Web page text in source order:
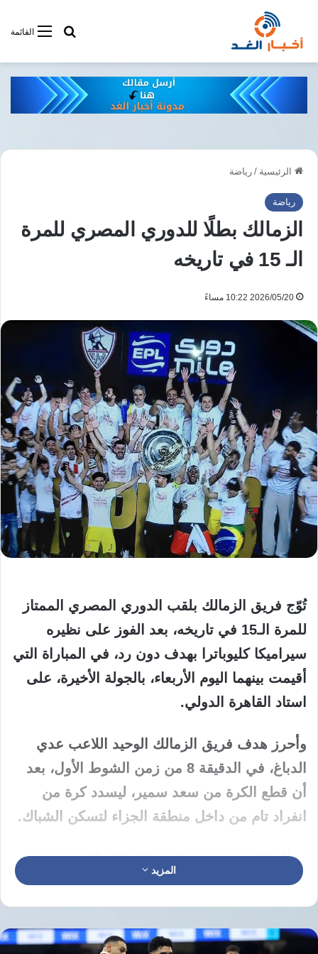
القائمةأبحت فى
الرئيسية / رياضة
رياضة
الزمالك بطلًا للدوري المصري للمرة
الـ 15 في تاريخه
2026/05/20 10:22 مساءً
تُوّج فريق الزمالك بلقب الدوري المصري الممتاز
للمرة الـ15 في تاريخه، بعد الفوز على نظيره
سيراميكا كليوباترا بهدف دون رد، في المباراة التي
أقيمت بينهما اليوم الأربعاء، بالجولة الأخيرة، على
استاد القاهرة الدولي.
وأحرز هدف فريق الزمالك الوحيد اللاعب عدي
الدباغ، في الدقيقة 8 من زمن الشوط الأول، بعد
أن قطع الكرة من سعد سمير، ليسدد كرة من
انفراد تام من داخل منطقة الجزاء لتسكن الشباك.
وبتلك النتيجة، يتصدر فريق الزمالك الدوري
المصري برصيد 56 نقطة، بينما يحتل فريق
سيراميكا كليوباترا المركز الرابع برصيد 44 نقطة.
بينما فاز فريق بيراميدز على سموحة بنتيجة 2-1،
المزيد